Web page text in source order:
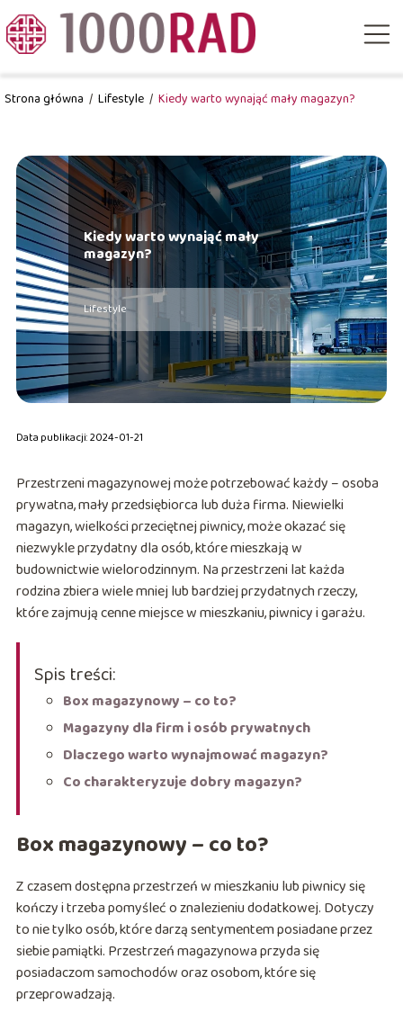
Strona główna / Lifestyle / Kiedy warto wynająć mały magazyn?
Kiedy warto wynająć mały
magazyn?
Lifestyle
Data publikacji: 2024-01-21
Przestrzeni magazynowej może potrzebować każdy – osoba
prywatna, mały przedsiębiorca lub duża firma. Niewielki
magazyn, wielkości przeciętnej piwnicy, może okazać się
niezwykle przydatny dla osób, które mieszkają w
budownictwie wielorodzinnym. Na przestrzeni lat każda
rodzina zbiera wiele mniej lub bardziej przydatnych rzeczy,
które zajmują cenne miejsce w mieszkaniu, piwnicy i garażu.
Spis treści:
Box magazynowy – co to?
Magazyny dla firm i osób prywatnych
Dlaczego warto wynajmować magazyn?
Co charakteryzuje dobry magazyn?
Box magazynowy – co to?
Z czasem dostępna przestrzeń w mieszkaniu lub piwnicy się
kończy i trzeba pomyśleć o znalezieniu dodatkowej. Dotyczy
to nie tylko osób, które darzą sentymentem posiadane przez
siebie pamiątki. Przestrzeń magazynowa przyda się
posiadaczom samochodów oraz osobom, które się
przeprowadzają.